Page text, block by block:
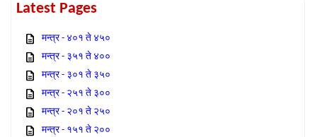
Latest Pages
मन्त्र - ४०१ ते ४५०
मन्त्र - ३५१ ते ४००
मन्त्र - ३०१ ते ३५०
मन्त्र - २५१ ते ३००
मन्त्र - २०१ ते २५०
मन्त्र - १५१ ते २००